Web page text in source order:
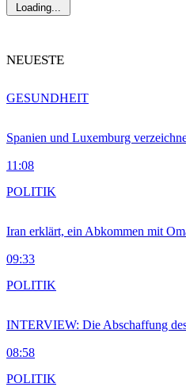
Loading...
NEUESTE
Spanien und Luxemburg
11:08
GESUNDHEIT
Iran erklärt, ein Abkommen mit
09:33
POLITIK
INTERVIEW: Die Abschaffung
08:58
POLITIK
POLITIK